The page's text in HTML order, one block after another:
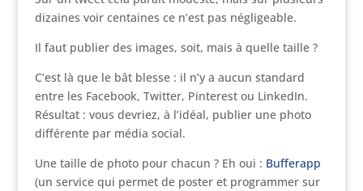
dizaines voir centaines ce n’est pas négligeable.
Il faut publier des images, soit, mais à quelle taille ?
C’est là que le bât blesse : il n’y a aucun standard
entre les Facebook, Twitter, Pinterest ou LinkedIn.
Résultat : vous devriez, à l’idéal, publier une photo
différente par média social.
Une taille de photo pour chacun ? Eh oui : Bufferapp
(un service qui permet de poster et programmer sur